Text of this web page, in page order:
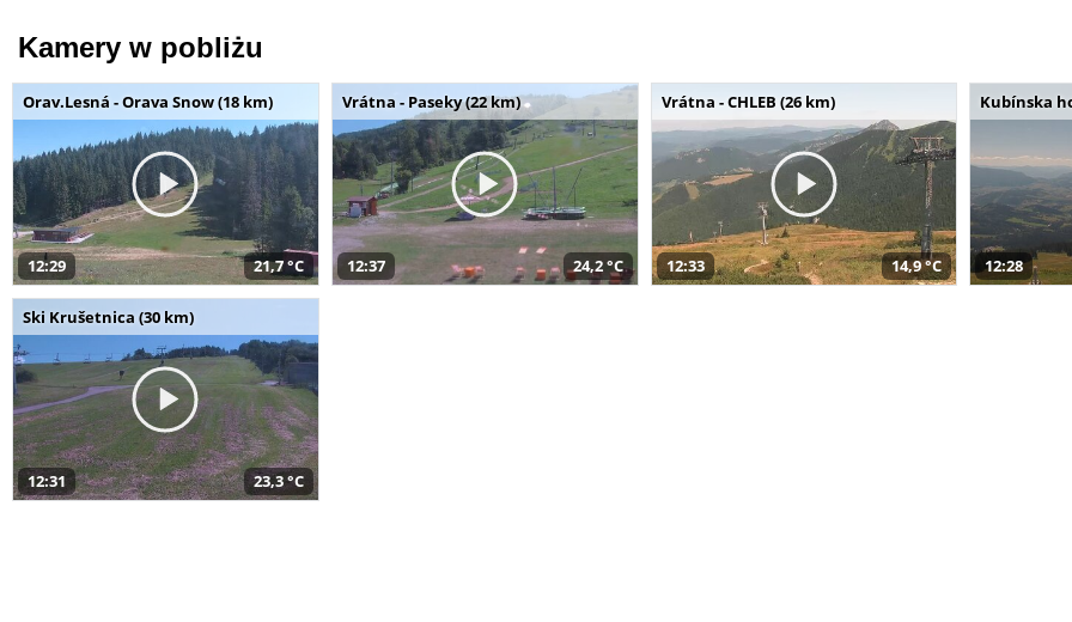
Kamery w pobliżu
Orav.Lesná - Orava Snow (18 km)
12:29 21,7 °C
Vrátna - Paseky (22 km)
12:37 24,2 °C
Vrátna - CHLEB (26 km)
12:33 14,9 °C
Kubínska
12:28
Ski Krušetnica (30 km)
12:31 23,3 °C